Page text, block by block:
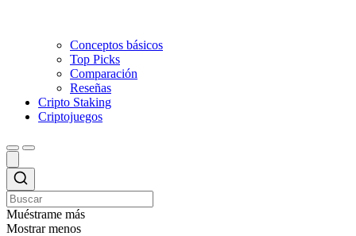
Conceptos básicos
Top Picks
Comparación
Reseñas
Cripto Staking
Criptojuegos
Muéstrame más
Mostrar menos